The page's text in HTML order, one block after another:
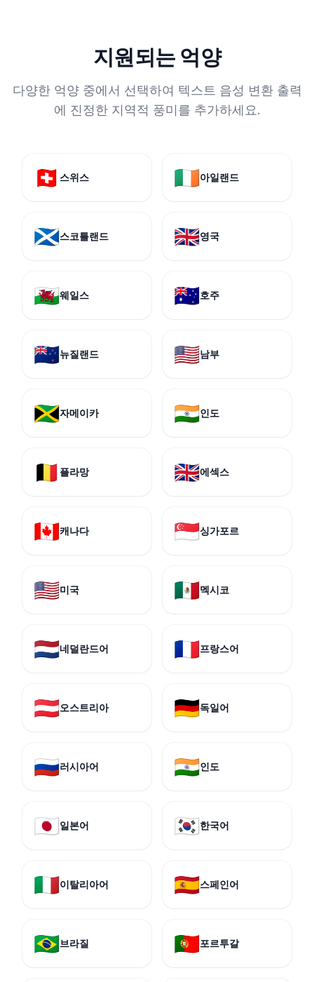
지원되는 억양
다양한 억양 중에서 선택하여 텍스트 음성 변환 출력
에 진정한 지역적 풍미를 추가하세요.
🇨🇭 스위스 🇮🇪아일랜드
🏴󠁧󠁢󠁳󠁣󠁴󠁿스코틀랜드 🇬🇧영국
🏴󠁧󠁢󠁷󠁬󠁳󠁿웨일스 🇦🇺호주
🇳🇿뉴질랜드 🇺🇸남부
🇯🇲자메이카 🇮🇳인도
🇧🇪 플라망 🇬🇧에섹스
🇨🇦캐나다 🇸🇬싱가포르
🇺🇸미국 🇲🇽멕시코
🇳🇱네덜란드어 🇫🇷프랑스어
🇦🇹오스트리아 🇩🇪독일어
🇷🇺러시아어 🇮🇳인도
🇯🇵일본어 🇰🇷한국어
🇮🇹이탈리아어 🇪🇸스페인어
🇧🇷브라질 🇵🇹포르투갈